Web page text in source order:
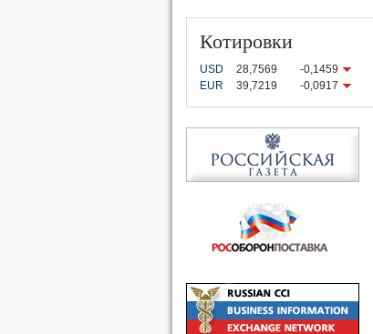
Котировки
USD 28,7569
-0,1459
EUR
39,7219 -0,0917